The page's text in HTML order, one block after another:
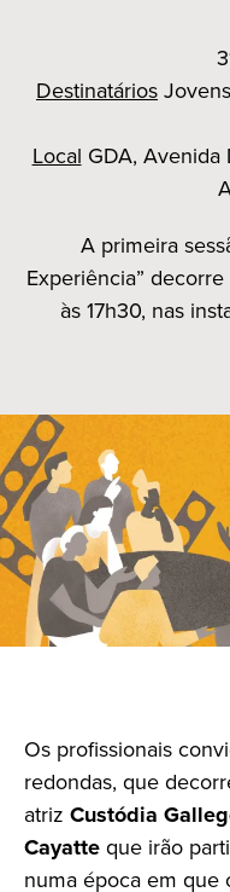
Destinatários
Local GDA, Avenida
A primeira
Experiência”
às 17h30, nas
Os profissionais
redondas, que
atriz Custódia
Cayatteque irão
numa época em que